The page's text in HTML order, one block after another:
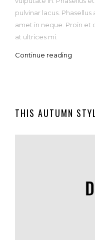
pulvinar lacus.
amet in neque. Proin et
at ultrices mi.
Continue reading
THIS AUTUMN